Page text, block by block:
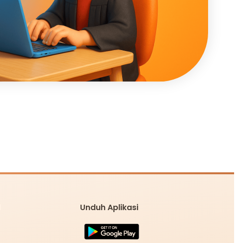
Unduh Aplikasi